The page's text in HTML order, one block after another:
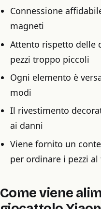
Connessione
magneti
Attento rispetto delle
pezzi troppo piccoli
Ogni elemento è
modi
Il rivestimento
ai danni
Viene fornito un
per ordinare i pezzi
Come viene